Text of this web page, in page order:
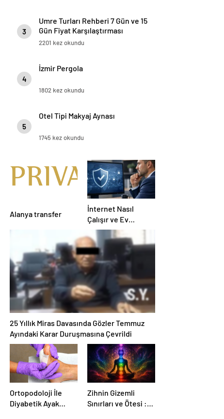
3
Umre Turları Rehberi 7 Gün ve 15
Gün Fiyat Karşılaştırması
2201 kez okundu
4
İzmir Pergola
1802 kez okundu
5
Otel Tipi Makyaj Aynası
1745 kez okundu
Alanya transfer
İnternet Nasıl
Çalışır ve Ev
Interneti Seçerken
Nelere Dikkat
Etmelisiniz
25 Yıllık Miras Davasında Gözler Temmuz
Ayındaki Karar Duruşmasına Çevrildi
Ortopodoloji İle
Diyabetik Ayak
Zihnin Gizemli
Sınırları ve Ötesi :